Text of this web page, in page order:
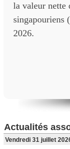
la valeur nette
singapouriens
2026.
Actualités
Vendredi 31 juillet